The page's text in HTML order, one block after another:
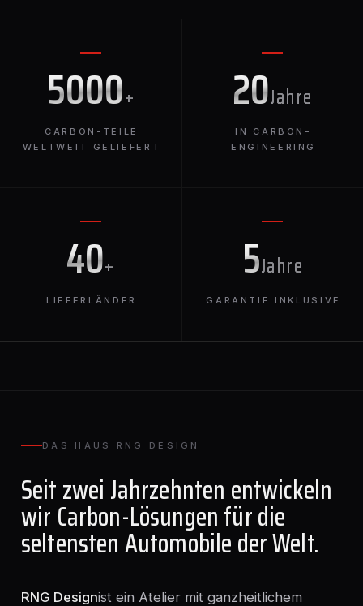
5000+
CARBON-TEILE
WELTWEIT GELIEFERT
20Jahre
IN CARBON-
ENGINEERING
40+
LIEFERLÄNDER
5Jahre
GARANTIE INKLUSIVE
DAS HAUS RNG DESIGN
Seit zwei Jahrzehnten entwickeln
wir Carbon-Lösungen für die
seltensten Automobile der Welt.
RNG Designist ein Atelier mit ganzheitlichem